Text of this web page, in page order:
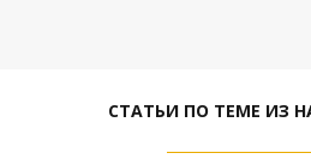
СТАТЬИ ПО ТЕМЕ ИЗ